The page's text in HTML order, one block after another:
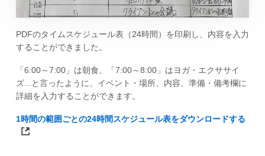
PDFのタイムスケジュール表（24時間）を印刷し、内容を入力
することができました。
「6:00～7:00」は朝食、「7:00～8:00」はヨガ・エクササイ
ズ...と言ったように、イベント・場所、内容、準備・備考欄に
詳細を入力することができます。
1時間の範囲ごとの24時間スケジュール表をダウンロードする